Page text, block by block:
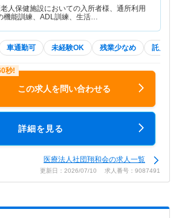
人保健施設においての入所者様、通所利用
機能訓練、ADL訓練、生活…
車通勤可 未経験OK 残業少なめ 託児所
この求人を問い合わせる
詳細を見る
医療法人社団翔和会の求人一覧
更新日：2026/07/10 求人番号：9087491